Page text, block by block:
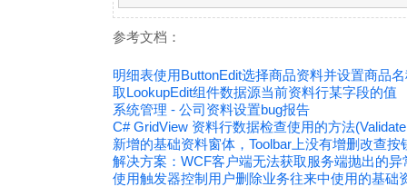
参考文档：
明细表使用ButtonEdit选择商品资料并设置商品
取LookupEdit组件数据源当前资料行某字段的值
系统管理 - 公司资料设置bug报告
C# GridView 资料行数据检查使用的方法
新增的基础资料窗体，Toolbar上没有增删改查按
解决方案：WCF客户端无法获取服务端抛出的异
使用触发器控制用户删除业务往来中使用的基础